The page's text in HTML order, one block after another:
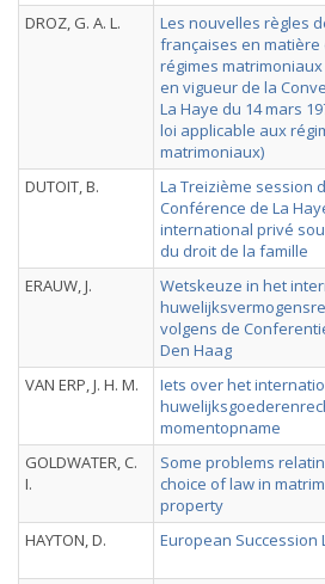
DROZ, G. A. L.
Les nouvelles règles
françaises en matière
régimes matrimoniaux
en vigueur de la
La Haye du 14 mars
loi applicable aux
matrimoniaux)
DUTOIT, B.
La Treizième session
Conférence de La
international privé
du droit de la famille
ERAUW, J.
Wetskeuze in het
volgens de
Den Haag
VAN ERP, J. H. M.
Iets over het
momentopname
GOLDWATER, C.
I.
Some problems
choice of law in
property
HAYTON, D. European Succession